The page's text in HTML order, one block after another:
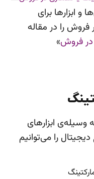
ابزارها برای
را در مقاله
در فروش»
وسیله‌ی ابزارهای
را می‌توانیم